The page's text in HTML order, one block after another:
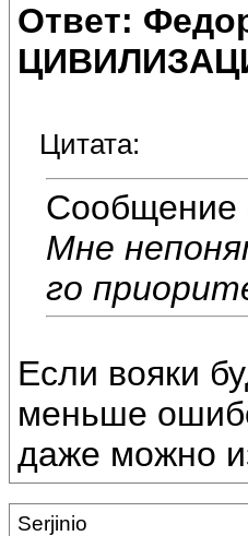
Ответ:
Цитата:
Сообщение
Мне
го
Если вояки
меньше
даже можно
Serjinio